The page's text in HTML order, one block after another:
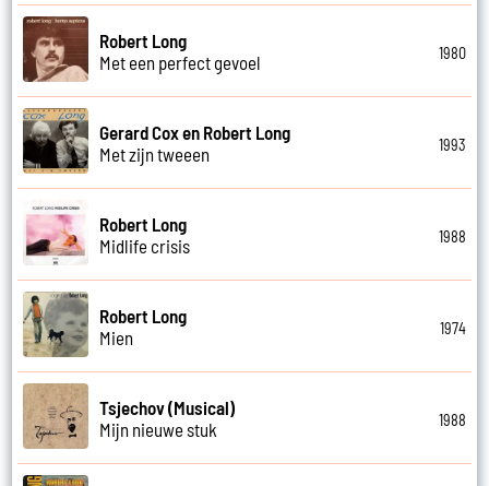
Robert Long
Met een perfect gevoel
1980
Gerard Cox en Robert Long
Met zijn tweeen
1993
Robert Long
Midlife crisis
1988
Robert Long
Mien
1974
Tsjechov (Musical)
Mijn nieuwe stuk
1988